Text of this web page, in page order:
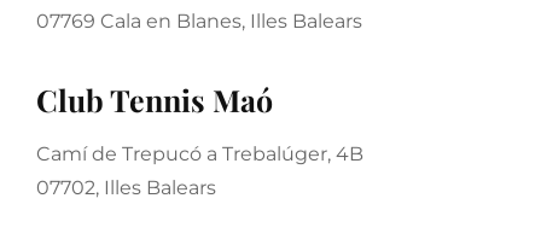
07769 Cala en Blanes, Illes Balears
Club Tennis Maó
Camí de Trepucó a Trebalúger, 4B
07702, Illes Balears